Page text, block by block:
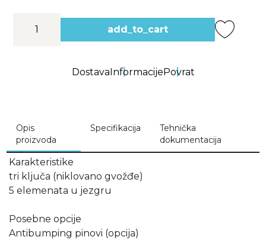
add_to_cart
DostavaInformacijePovrat
Opis
proizvoda
Specifikacija
Tehnička
dokumentacija
Karakteristike
tri ključa (niklovano gvožđe)
5 elemenata u jezgru
Posebne opcije
Antibumping pinovi (opcija)